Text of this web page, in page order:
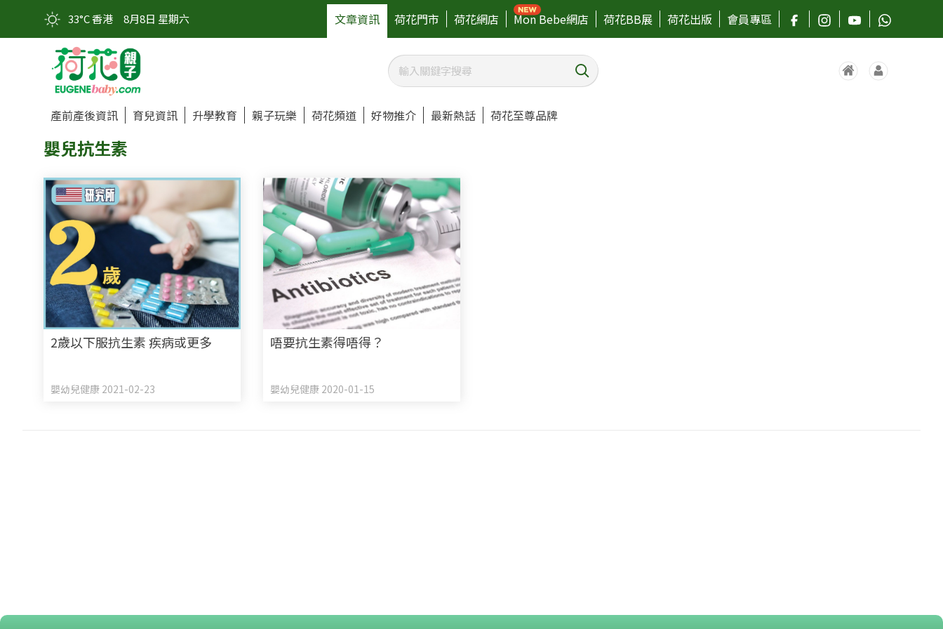
33°C 香港 8月8日 星期六 文章資訊 荷花門市 荷花網店 Mon Bebe網店 荷花BB展 荷花出版 會員專區
產前產後資訊 育兒資訊 升學教育 親子玩樂 荷花頻道 好物推介 最新熱話 荷花至尊品牌
嬰兒抗生素
2歲以下服抗生素 疾病或更多
嬰幼兒健康 2021-02-23
唔要抗生素得唔得？
嬰幼兒健康 2020-01-15